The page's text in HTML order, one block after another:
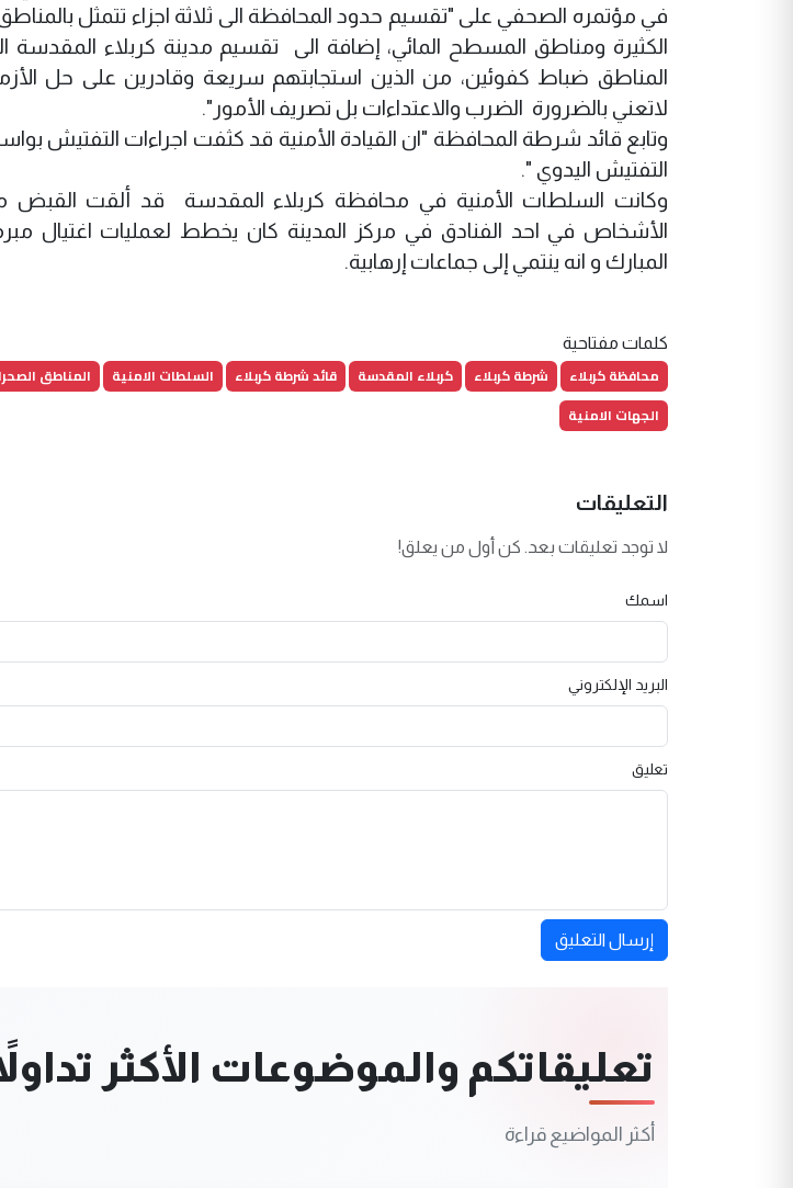
في مؤتمره الصحفي على "تقسيم حدود المحافظة الى ثلاثة اجزاء تتمثل
الكثيرة ومناطق المسطح المائي، إضافة الى تقسيم مدينة كربلاء المقدسة
المناطق ضباط كفوئين، من الذين استجابتهم سريعة وقادرين على حل
لاتعني بالضرورة الضرب والاعتداءات بل تصريف الأمور".
وتابع قائد شرطة المحافظة "ان القيادة الأمنية قد كثفت اجراءات التفتيش
التفتيش اليدوي ".
وكانت السلطات الأمنية في محافظة كربلاء المقدسة قد ألقت القبض
الأشخاص في احد الفنادق في مركز المدينة كان يخطط لعمليات اغتيال
المبارك و انه ينتمي إلى جماعات إرهابية.
كلمات مفتاحية
محافظة كربلاء شرطة كربلاء كربلاء المقدسة قائد شرطة كربلاء السلطات الامنية المناطق
الجهات الامنية
التعليقات
لا توجد تعليقات بعد. كن أول من يعلق!
اسمك
البريد الإلكتروني
تعليق
إرسال التعليق
تعليقاتكم والموضوعات الأكثر
أكثر المواضيع قراءة